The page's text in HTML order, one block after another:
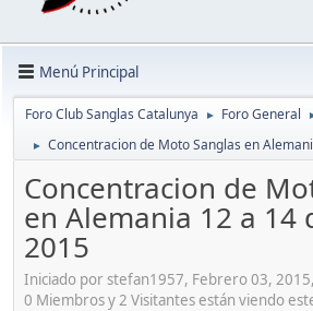
Menú Principal
Foro Club Sanglas Catalunya ► Foro General
► Concentracion de Moto Sanglas en
Concentracion de
en Alemania 12 a 14
2015
Iniciado por stefan1957, Febrero 03,
0 Miembros y 2 Visitantes están viendo